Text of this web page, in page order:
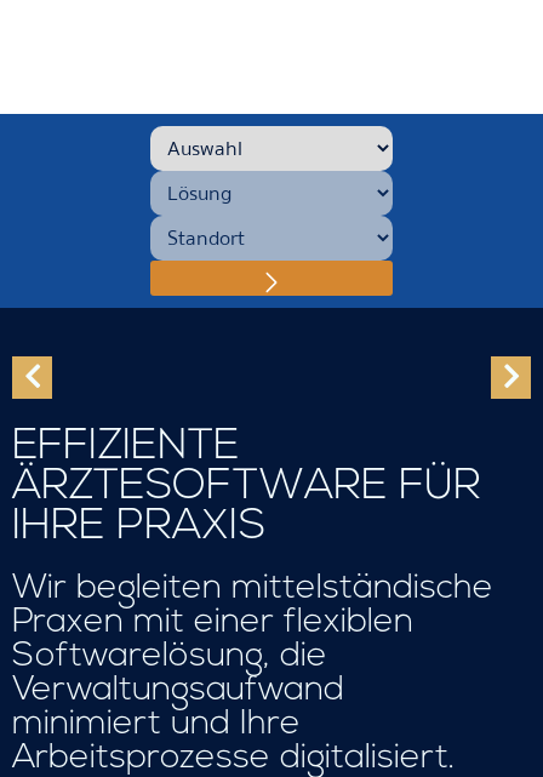
Produktfinder-
Produkt-Kategorie*
Lösung*
Standort
Absenden
EFFIZIENTE
ÄRZTESOFTWARE FÜR
IHRE PRAXIS
Wir begleiten mittelständische
Praxen mit einer flexiblen
Softwarelösung, die
Verwaltungsaufwand
minimiert und Ihre
Arbeitsprozesse digitalisiert.